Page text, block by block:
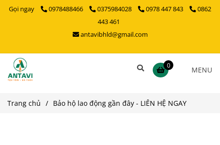
Gọi ngay 0978488466 0375984028 0978 447 843
0862
443 461
antavibhld@gmail.com
0 MENU
Trang chủ / Bảo hộ lao động gần đây - LIÊN HỆ NGAY